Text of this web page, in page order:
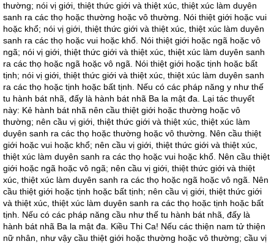
thường; nói vị giới, thiệt thức giới và thiệt xúc, thiệt xúc làm duyên
sanh ra các thọ hoặc thường hoặc vô thường. Nói thiệt giới hoặc vui
hoặc khổ; nói vị giới, thiệt thức giới và thiệt xúc, thiệt xúc làm duyên
sanh ra các thọ hoặc vui hoặc khổ. Nói thiệt giới hoặc ngã hoặc vô
ngã; nói vị giới, thiệt thức giới và thiệt xúc, thiệt xúc làm duyên sanh
ra các thọ hoặc ngã hoặc vô ngã. Nói thiệt giới hoặc tịnh hoặc bất
tịnh; nói vị giới, thiệt thức giới và thiệt xúc, thiệt xúc làm duyên sanh
ra các thọ hoặc tịnh hoặc bất tịnh. Nếu có các pháp năng y như thế
tu hành bát nhã, đấy là hành bát nhã Ba la mật đa. Lại tác thuyết
này: Kẻ hành bát nhã nên cầu thiệt giới hoặc thường hoặc vô
thường; nên cầu vị giới, thiệt thức giới và thiệt xúc, thiệt xúc làm
duyên sanh ra các thọ hoặc thường hoặc vô thường. Nên cầu thiệt
giới hoặc vui hoặc khổ; nên cầu vị giới, thiệt thức giới và thiệt xúc,
thiệt xúc làm duyên sanh ra các thọ hoặc vui hoặc khổ. Nên cầu thiệt
giới hoặc ngã hoặc vô ngã; nên cầu vị giới, thiệt thức giới và thiệt
xúc, thiệt xúc làm duyên sanh ra các thọ hoặc ngã hoặc vô ngã. Nên
cầu thiệt giới hoặc tịnh hoặc bất tịnh; nên cầu vị giới, thiệt thức giới
và thiệt xúc, thiệt xúc làm duyên sanh ra các thọ hoặc tịnh hoặc bất
tịnh. Nếu có các pháp năng cầu như thế tu hành bát nhã, đấy là
hành bát nhã Ba la mật đa. Kiều Thi Ca! Nếu các thiện nam tử thiện
nữ nhân, như vậy cầu thiệt giới hoặc thường hoặc vô thường; cầu vị